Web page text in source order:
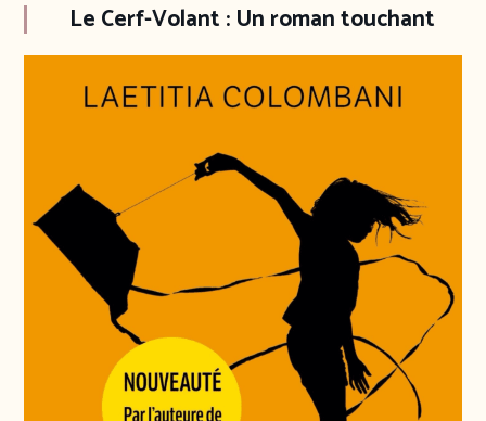
Le Cerf-Volant : Un roman touchant